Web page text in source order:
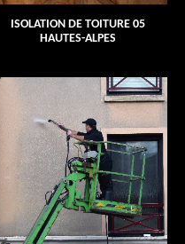
ISOLATION DE TOITURE 05
HAUTES-ALPES